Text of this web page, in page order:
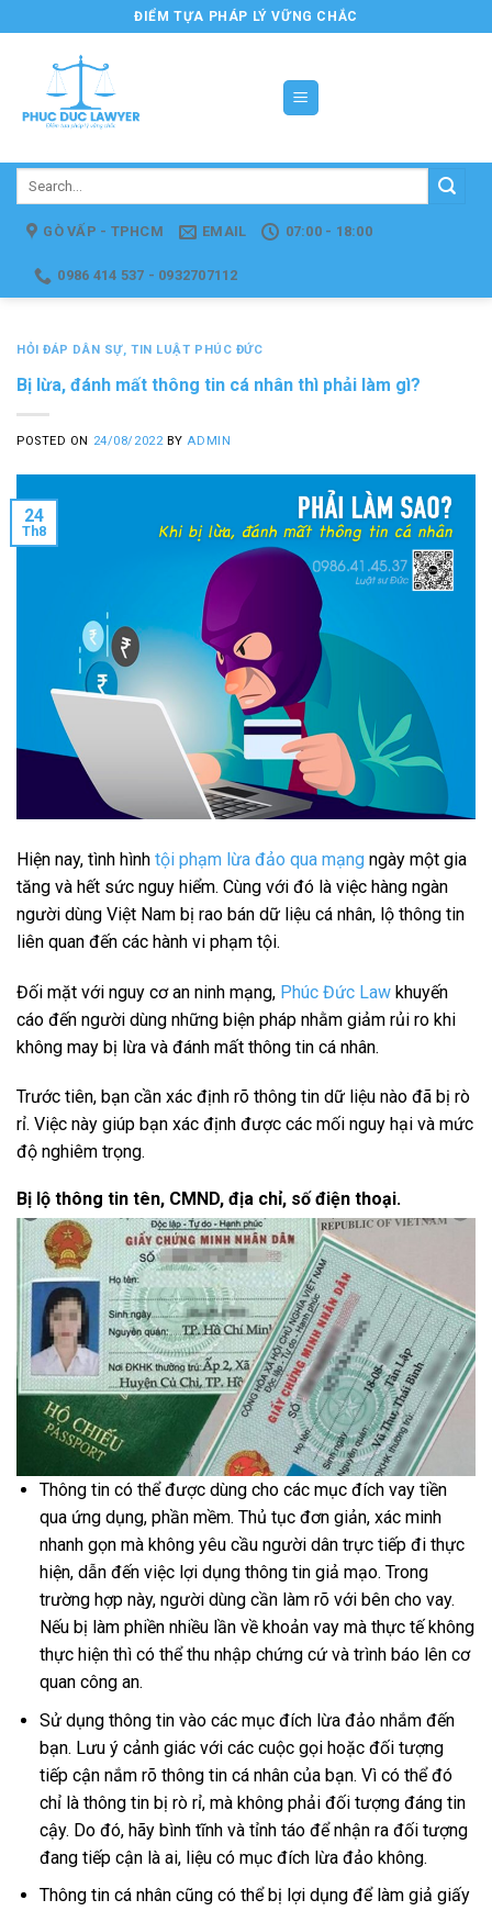
to
content
ĐIỂM TỰA PHÁP LÝ VỮNG CHẮC
GÒ VẤP - TPHCM EMAIL 07:00 - 18:00
0986 414 537 - 0932707112
HỎI ĐÁP DÂN SỰ, TIN LUẬT PHÚC ĐỨC
Bị lừa, đánh mất thông tin cá nhân thì phải làm gì?
POSTED ON 24/08/2022BYADMIN
24
Th8
Hiện nay, tình hình tội phạm lừa đảo qua mạng ngày một gia
tăng và hết sức nguy hiểm. Cùng với đó là việc hàng ngàn
người dùng Việt Nam bị rao bán dữ liệu cá nhân, lộ thông tin
liên quan đến các hành vi phạm tội.
Đối mặt với nguy cơ an ninh mạng, Phúc Đức Law khuyến
cáo đến người dùng những biện pháp nhằm giảm rủi ro khi
không may bị lừa và đánh mất thông tin cá nhân.
Trước tiên, bạn cần xác định rõ thông tin dữ liệu nào đã bị rò
rỉ. Việc này giúp bạn xác định được các mối nguy hại và mức
độ nghiêm trọng.
Bị lộ thông tin tên, CMND, địa chỉ, số điện thoại.
Thông tin có thể được dùng cho các mục đích vay tiền
qua ứng dụng, phần mềm. Thủ tục đơn giản, xác minh
nhanh gọn mà không yêu cầu người dân trực tiếp đi thực
hiện, dẫn đến việc lợi dụng thông tin giả mạo. Trong
trường hợp này, người dùng cần làm rõ với bên cho vay.
Nếu bị làm phiền nhiều lần về khoản vay mà thực tế không
thực hiện thì có thể thu nhập chứng cứ và trình báo lên cơ
quan công an.
Sử dụng thông tin vào các mục đích lừa đảo nhắm đến
bạn. Lưu ý cảnh giác với các cuộc gọi hoặc đối tượng
tiếp cận nắm rõ thông tin cá nhân của bạn. Vì có thể đó
chỉ là thông tin bị rò rỉ, mà không phải đối tượng đáng tin
cậy. Do đó, hãy bình tĩnh và tỉnh táo để nhận ra đối tượng
đang tiếp cận là ai, liệu có mục đích lừa đảo không.
Thông tin cá nhân cũng có thể bị lợi dụng để làm giả giấy